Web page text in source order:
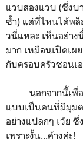
แวบสองแวบ (ซึ่งบ
ซ้ำ) แต่ที่ไหนได้พล็
วนี่แหละ เห็นอย่าง
มาก เหมือนเปิดเผ
กับครอบครัวซ่อนเ
นอกจากนี้เพื่อน
แบบเป็นคนที่มีมุมต
อย่างแปลกๆ เว้ย
เพราะงั้น...ค้างค่ะ!